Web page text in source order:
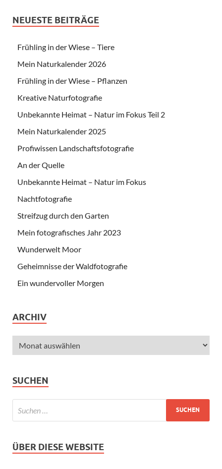
NEUESTE BEITRÄGE
Frühling in der Wiese – Tiere
Mein Naturkalender 2026
Frühling in der Wiese – Pflanzen
Kreative Naturfotografie
Unbekannte Heimat – Natur im Fokus Teil 2
Mein Naturkalender 2025
Profiwissen Landschaftsfotografie
An der Quelle
Unbekannte Heimat – Natur im Fokus
Nachtfotografie
Streifzug durch den Garten
Mein fotografisches Jahr 2023
Wunderwelt Moor
Geheimnisse der Waldfotografie
Ein wundervoller Morgen
ARCHIV
SUCHEN
ÜBER DIESE WEBSITE